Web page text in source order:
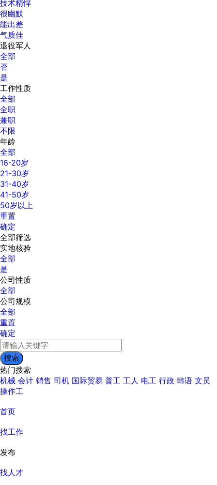
技术精悍
很幽默
能出差
气质佳
退役军人
全部
否
是
工作性质
全部
全职
兼职
不限
年龄
全部
16-20岁
21-30岁
31-40岁
41-50岁
50岁以上
重置
确定
全部筛选
实地核验
全部
是
公司性质
全部
公司规模
全部
重置
确定
热门搜索
机械 会计 销售 司机 国际贸易 普工 工人 电工 行政 韩语 文员
操作工
首页
找工作
发布
找人才